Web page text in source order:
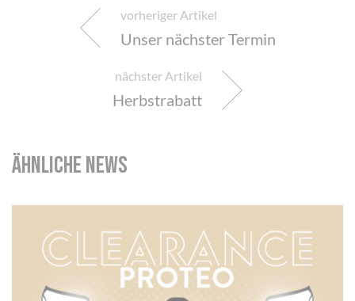
vorheriger Artikel
Unser nächster Termin
nächster Artikel
Herbstrabatt
ähnliche News